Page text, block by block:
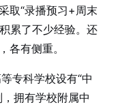
取“录播预习+周末
累了不少经验。还
各有侧重。
专科学校设有“中
拥有学校附属中